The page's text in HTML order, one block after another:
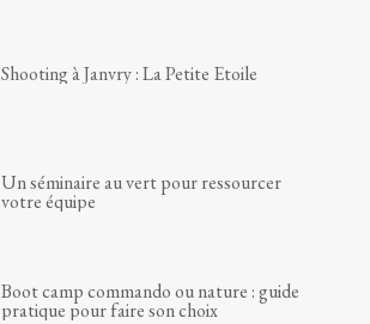
Shooting à Janvry : La Petite Etoile
Un séminaire au vert pour ressourcer
votre équipe
Boot camp commando ou nature : guide
pratique pour faire son choix